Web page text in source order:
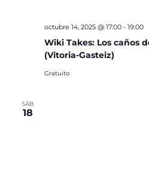
Wiki Takes: Los caños
(Vitoria-Gasteiz)
octubre 14, 2025 @ 17:00- 19:00
Gratuito
SÁB
18